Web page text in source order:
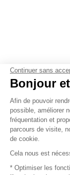
©
Continuer sans
Bonjour
Afin de pouvoir
possible, améliorer
fréquentation et
parcours de visite,
de cookie.
Cela nous est
* Optimiser les